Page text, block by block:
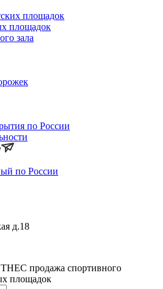
площадок
площадок
зала
по России
по России
д.18
продажа спортивного
площадок